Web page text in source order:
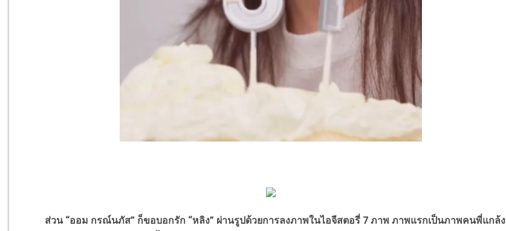
ส่วน “ออม กรณ์นภัส” ก็ขอบอกรัก “หลิง” ผ่านรูปด้วยการลงภาพในไอจีสตอรี่ 7 ภาพ ภาพแรกเป็นภาพคนพี่แกล้ง